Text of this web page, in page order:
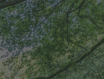
Burg Trausnitz einen
Pfreimdtal hautnah
führt von